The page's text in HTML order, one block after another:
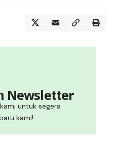
Newsletter
untuk segera
kami!